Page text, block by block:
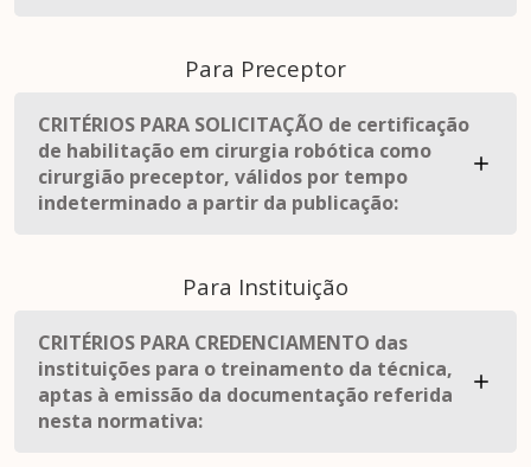
Para Preceptor
CRITÉRIOS PARA SOLICITAÇÃO de certificação
de habilitação em cirurgia robótica como
cirurgião preceptor, válidos por tempo
indeterminado a partir da publicação:
Para Instituição
CRITÉRIOS PARA CREDENCIAMENTO das
instituições para o treinamento da técnica,
aptas à emissão da documentação referida
nesta normativa: